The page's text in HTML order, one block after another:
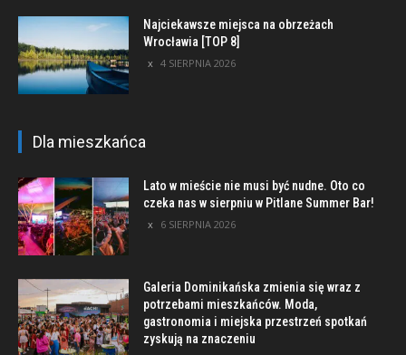
Najciekawsze miejsca na obrzeżach
Wrocławia [TOP 8]
4 SIERPNIA 2026
Dla mieszkańca
Lato w mieście nie musi być nudne. Oto co
czeka nas w sierpniu w Pitlane Summer Bar!
6 SIERPNIA 2026
Galeria Dominikańska zmienia się wraz z
potrzebami mieszkańców. Moda,
gastronomia i miejska przestrzeń spotkań
zyskują na znaczeniu